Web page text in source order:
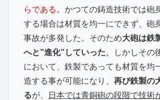
らである 。かつての鋳造技術では砲
する場合は材質を均一にできず、砲
事故が多発した。そのため大砲は鉄
へと”進化”していった。しかしその
において、鉄製であっても材質を均
造する事が可能になり、 再び鉄製の
るが、
日本では青銅砲の段階で技術